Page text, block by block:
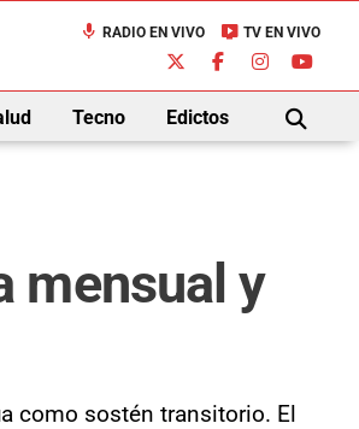
mic RADIO EN VIVO live_tv TV EN VIVO
Tecno Edictos
BUSCAR
mensual y
como sostén transitorio. El